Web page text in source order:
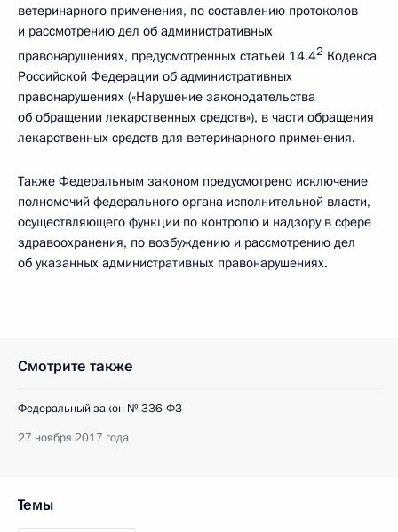
ветеринарного применения, по составлению протоколов
и рассмотрению дел об административных
правонарушениях, предусмотренных статьей 14.42 Кодекса
Российской Федерации об административных
правонарушениях («Нарушение законодательства
об обращении лекарственных средств»), в части обращения
лекарственных средств для ветеринарного применения.
Также Федеральным законом предусмотрено исключение
полномочий федерального органа исполнительной власти,
осуществляющего функции по контролю и надзору в сфере
здравоохранения, по возбуждению и рассмотрению дел
об указанных административных правонарушениях.
Смотрите также
Федеральный закон № 336-ФЗ
27 ноября 2017 года
Темы